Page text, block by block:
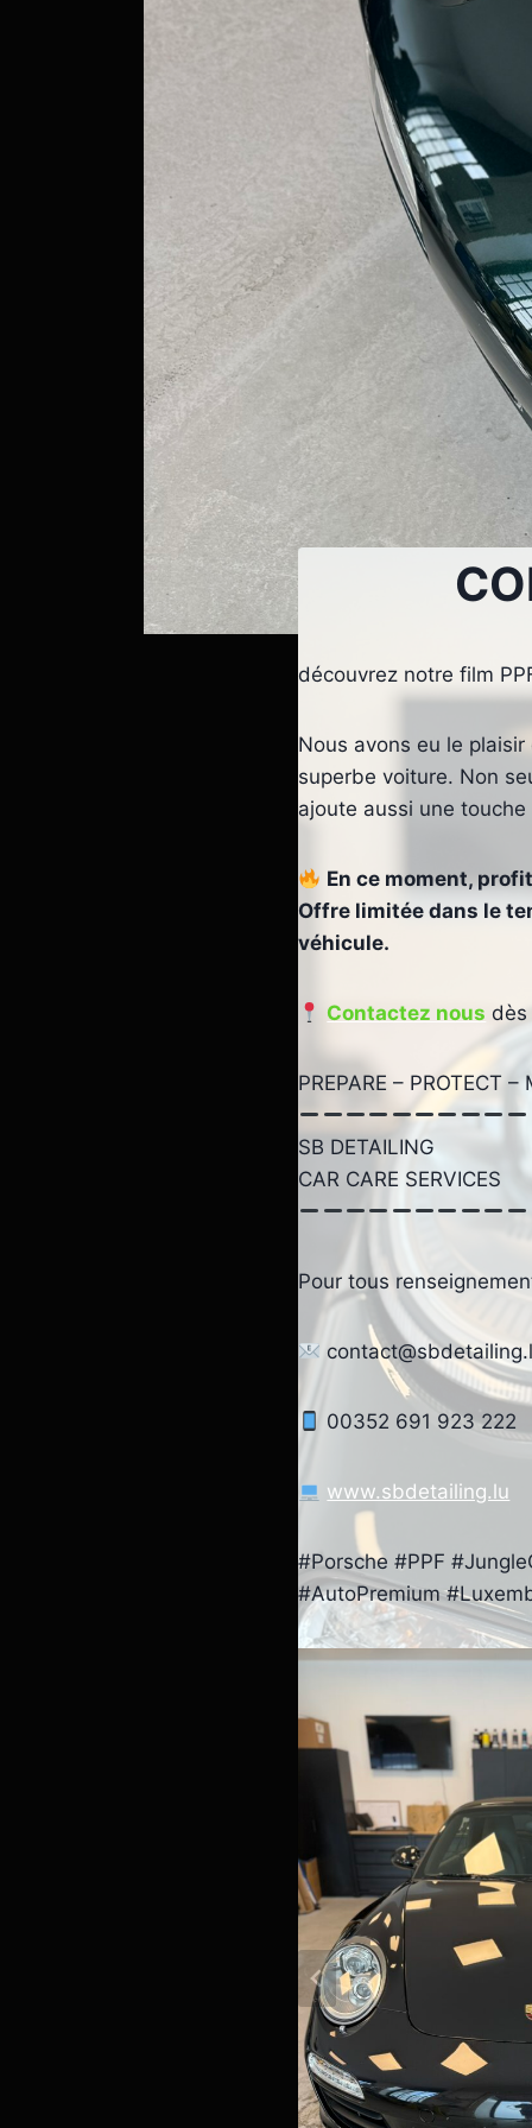
découvrez notre film
Nous avons eu le
superbe voiture. Non
ajoute aussi une
En ce moment,
Offre limitée dans le
véhicule.
Contactez nous dès
PREPARE – PROTECT –
SB DETAILING
CAR CARE SERVICES
Pour tous
00352 691 923 222
www.sbdetailing.lu
#Porsche #PPF
#AutoPremium